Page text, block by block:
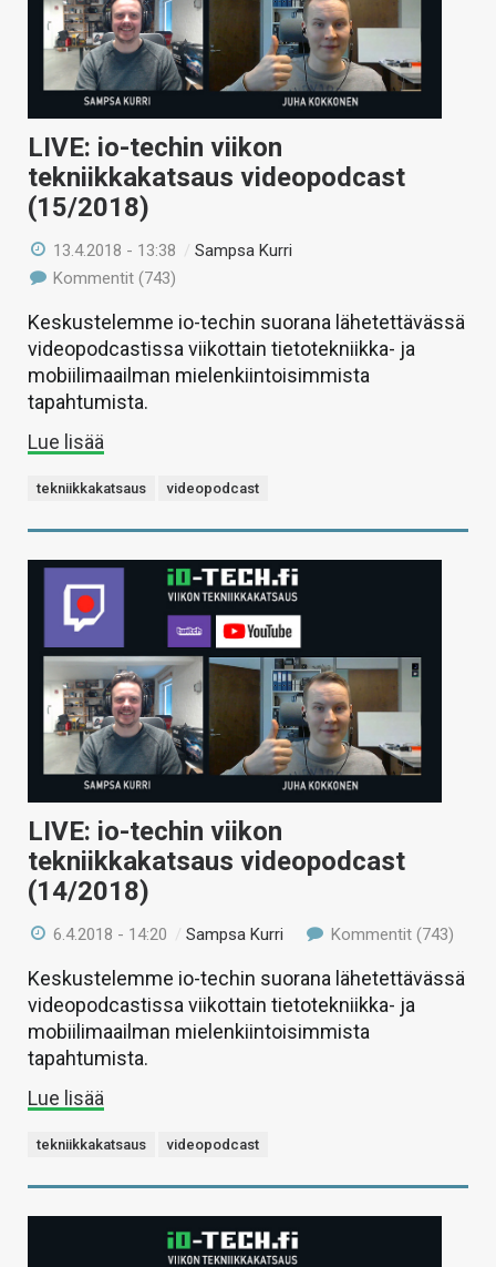
LIVE: io-techin viikon
tekniikkakatsaus videopodcast
(15/2018)
13.4.2018 - 13:38 /Sampsa Kurri
Kommentit (743)
Keskustelemme io-techin suorana lähetettävässä
videopodcastissa viikottain tietotekniikka- ja
mobiilimaailman mielenkiintoisimmista
tapahtumista.
Lue lisää
tekniikkakatsaus videopodcast
LIVE: io-techin viikon
tekniikkakatsaus videopodcast
(14/2018)
6.4.2018 - 14:20 /Sampsa Kurri Kommentit (743)
Keskustelemme io-techin suorana lähetettävässä
videopodcastissa viikottain tietotekniikka- ja
mobiilimaailman mielenkiintoisimmista
tapahtumista.
Lue lisää
tekniikkakatsaus videopodcast